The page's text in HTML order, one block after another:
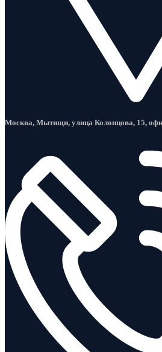
Москва, Мытищи, улица Колонцова, 15,